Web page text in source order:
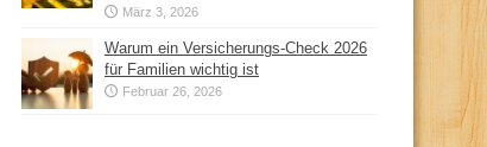
März 3, 2026
Warum ein Versicherungs-Check 2026
für Familien wichtig ist
Februar 26, 2026